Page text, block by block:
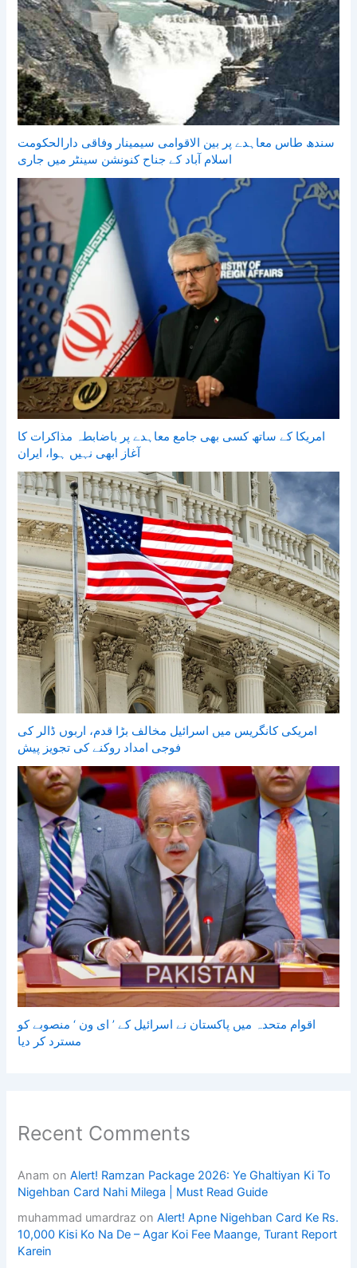
سندھ طاس معاہدے پر بین الاقوامی سیمینار وفاقی دارالحکومت
اسلام آباد کے جناح کنونشن سینٹر میں جاری
امریکا کے ساتھ کسی بھی جامع معاہدے پر باضابطہ مذاکرات کا
آغاز ابھی نہیں ہوا، ایران
امریکی کانگریس میں اسرائیل مخالف بڑا قدم، اربوں ڈالر کی
فوجی امداد روکنے کی تجویز پیش
اقوام متحدہ میں پاکستان نے اسرائیل کے ’ ای ون ‘ منصوبے کو
مسترد کر دیا
Recent Comments
Anam onAlert! Ramzan Package 2026: Ye Ghaltiyan Ki To
Nigehban Card Nahi Milega | Must Read Guide
muhammad umardraz onAlert! Apne Nigehban Card Ke Rs.
10,000 Kisi Ko Na De – Agar Koi Fee Maange, Turant Report
Karein